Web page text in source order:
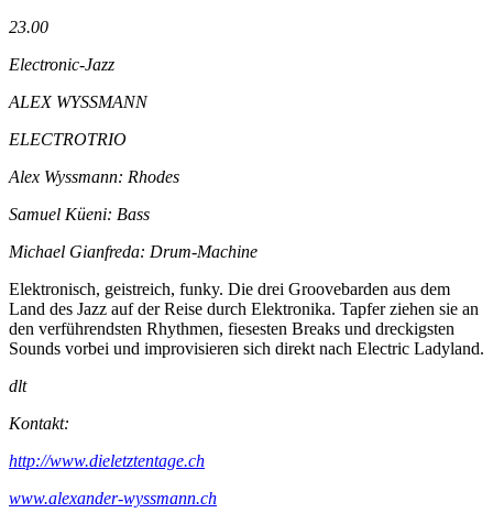
23.00
Electronic-Jazz
ALEX WYSSMANN
ELECTROTRIO
Alex Wyssmann: Rhodes
Samuel Küeni: Bass
Michael Gianfreda: Drum-Machine
Elektronisch, geistreich, funky. Die drei Groovebarden aus dem
Land des Jazz auf der Reise durch Elektronika. Tapfer ziehen sie an
den verführendsten Rhythmen, fiesesten Breaks und dreckigsten
Sounds vorbei und improvisieren sich direkt nach Electric Ladyland.
dlt
Kontakt:
http://www.dieletztentage.ch
www.alexander-wyssmann.ch